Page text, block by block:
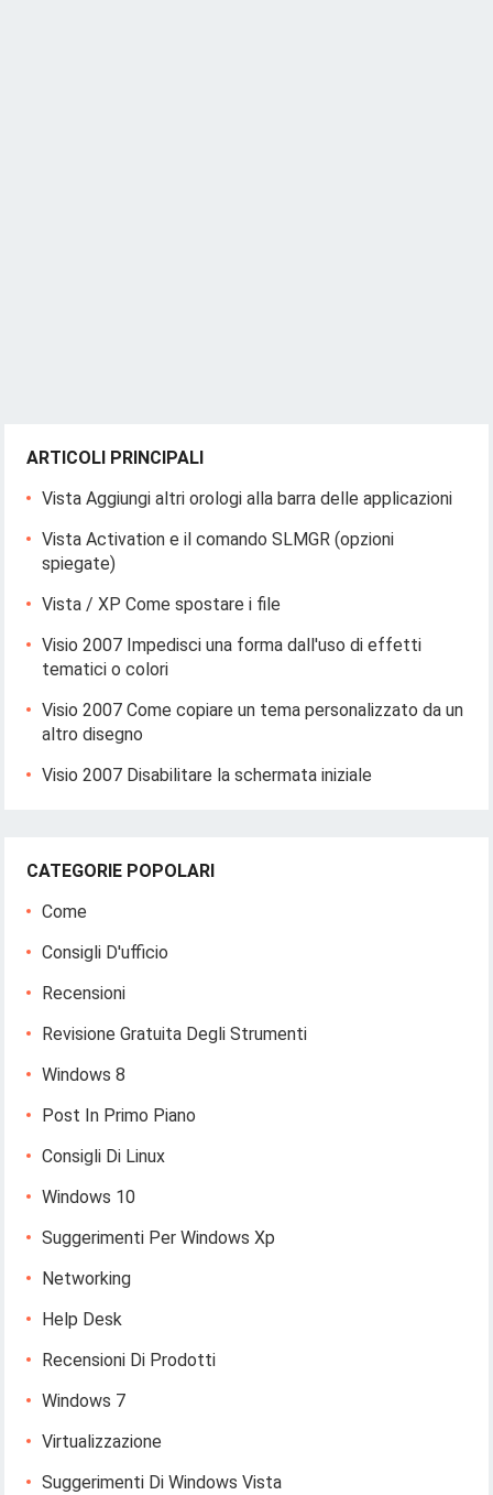
ARTICOLI PRINCIPALI
Vista Aggiungi altri orologi alla barra delle applicazioni
Vista Activation e il comando SLMGR (opzioni
spiegate)
Vista / XP Come spostare i file
Visio 2007 Impedisci una forma dall'uso di effetti
tematici o colori
Visio 2007 Come copiare un tema personalizzato da un
altro disegno
Visio 2007 Disabilitare la schermata iniziale
CATEGORIE POPOLARI
Come
Consigli D'ufficio
Recensioni
Revisione Gratuita Degli Strumenti
Windows 8
Post In Primo Piano
Consigli Di Linux
Windows 10
Suggerimenti Per Windows Xp
Networking
Help Desk
Recensioni Di Prodotti
Windows 7
Virtualizzazione
Suggerimenti Di Windows Vista